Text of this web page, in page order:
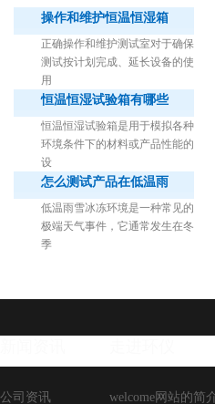
操作和维护恒温恒湿箱
正确操作和维护测试室对于确保
测试按计划完成、延长设备的使
用
恒温恒湿试验箱有哪些
恒温恒湿试验箱是用于模拟各种
环境条件下的材料或产品性能的
设
怎么测试产品在低温雨
低温雨雪冰冻环境是一种常见的
极端天气事件，它通常发生在冬
季
公司资讯 welcome网站的简